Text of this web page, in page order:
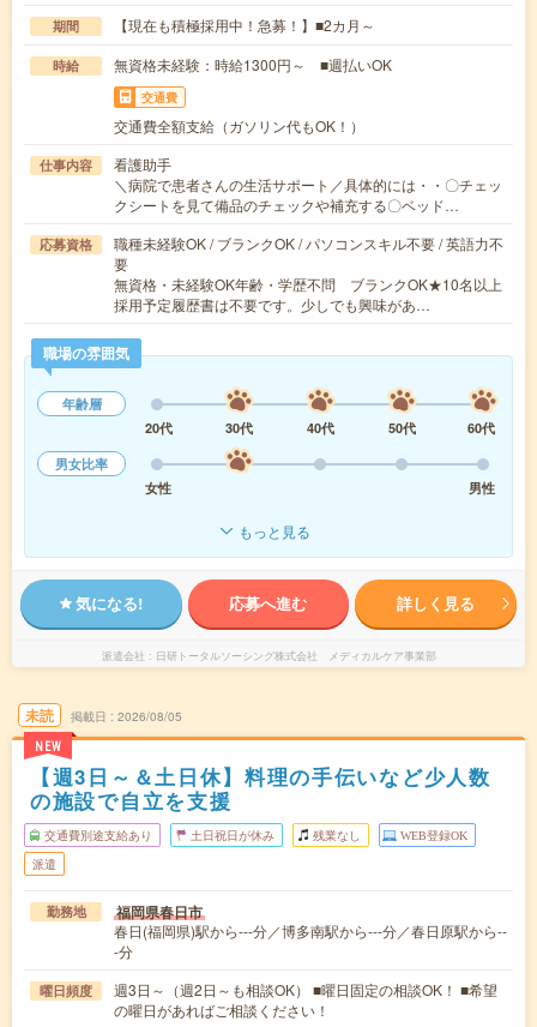
期間 【現在も積極採用中！急募！】■2カ月～
時給 無資格未経験：時給1300円～ ■週払いOK
交通費
交通費全額支給（ガソリン代もOK！）
仕事内容
看護助手
＼病院で患者さんの生活サポート／具体的には・・〇チェッ
クシートを見て備品のチェックや補充する〇ベッド…
応募資格
職種未経験OK / ブランクOK / パソコンスキル不要 / 英語力不
要
無資格・未経験OK年齢・学歴不問 ブランクOK★10名以上
採用予定履歴書は不要です。少しでも興味があ…
職場の雰囲気
年齢層
20代
30代 40代 50代
60代
男女比率
女性
男性
もっと見る
気になる! 応募へ進む 詳しく見る
派遣会社 日研トータルソーシング株式会社 メディカルケア事業部
未読
NEW
掲載日 2026/08/05
【週3日～＆土日休】料理の手伝いなど少人数
の施設で自立を支援
交通費別途支給あり 土日祝日が休み 残業なし WEB登録OK
派遣
勤務地 福岡県春日市
春日(福岡県)駅から---分／博多南駅から---分／春日原駅から--
-分
曜日頻度
週3日～（週2日～も相談OK） ■曜日固定の相談OK！ ■希望
の曜日があればご相談ください！